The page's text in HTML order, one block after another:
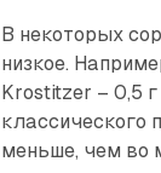
В некоторых
низкое.
Krostitzer – 0,5
классического
меньше, чем во